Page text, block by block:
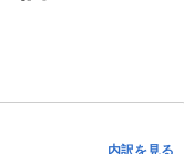
内訳を見る